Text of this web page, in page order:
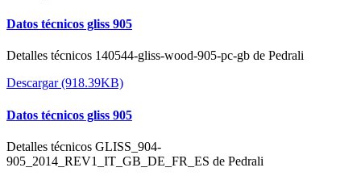
Datos técnicos gliss 905
Detalles técnicos 140544-gliss-wood-905-pc-gb de Pedrali
Descargar (918.39KB)
Datos técnicos gliss 905
Detalles técnicos GLISS_904-
905_2014_REV1_IT_GB_DE_FR_ES de Pedrali